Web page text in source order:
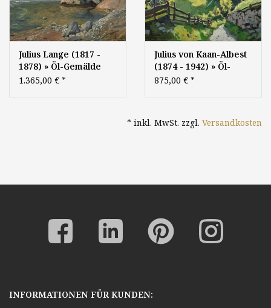
Julius Lange (1817 -
1878) » Öl-Gemälde
Romantik Biedermaier
1.365,00 € *
Julius von Kaan-Albest
(1874 - 1942) » Öl-
Gemälde Spät-
875,00 € *
* inkl. MwSt. zzgl. Versandkosten
INFORMATIONEN FÜR KUNDEN: